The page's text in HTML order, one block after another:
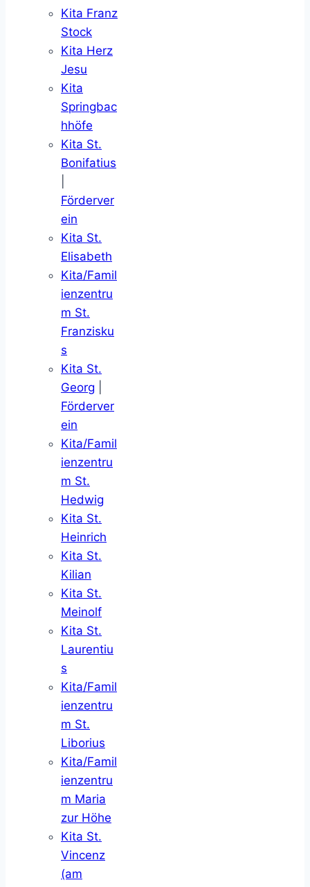
Kita Franz
Stock
Kita Herz
Jesu
Kita
Springbac
hhöfe
Kita St.
Bonifatius
Förderver
ein
Kita St.
Elisabeth
Kita/Famil
ienzentru
m St.
Franzisku
s
Kita St.
Georg
Förderver
ein
Kita/Famil
ienzentru
m St.
Hedwig
Kita St.
Heinrich
Kita St.
Kilian
Kita St.
Meinolf
Kita St.
Laurentiu
s
Kita/Famil
ienzentru
m St.
Liborius
Kita/Famil
ienzentru
m Maria
zur Höhe
Kita St.
Vincenz
(am